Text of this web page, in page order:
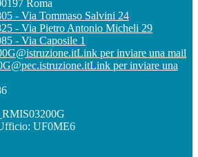
Roma
- Via Tommaso Salvini 24
- Via Pietro Antonio Micheli 29
- Via Caposile 1
Link per inviare una mail
Link per inviare una
UF0ME6